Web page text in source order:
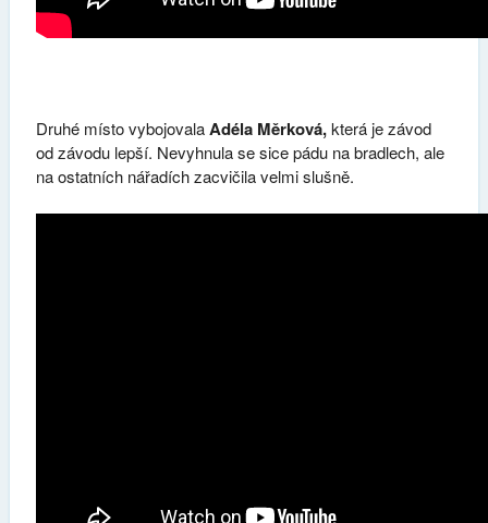
Druhé místo vybojovalaAdéla Měrková,která je závod
od závodu lepší. Nevyhnula se sice pádu na bradlech, ale
na ostatních nářadích zacvičila velmi slušně.